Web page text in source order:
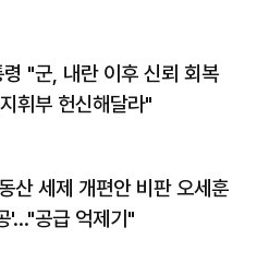
"군, 내란 이후 신뢰 회복
휘부 헌신해달라"
산 세제 개편안 비판 오세훈
'…"공급 억제기"